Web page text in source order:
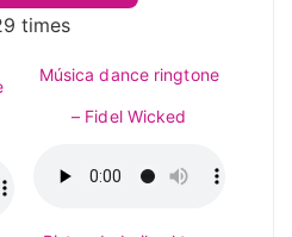
times
Música dance ringtone
– Fidel Wicked